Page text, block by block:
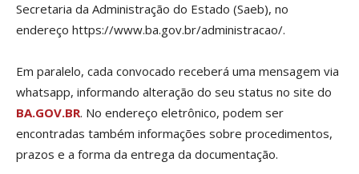
Secretaria da Administração do Estado (Saeb), no
endereço https://www.ba.gov.br/administracao/.
Em paralelo, cada convocado receberá uma mensagem via
whatsapp, informando alteração do seu status no site do
BA.GOV.BR. No endereço eletrônico, podem ser
encontradas também informações sobre procedimentos,
prazos e a forma da entrega da documentação.